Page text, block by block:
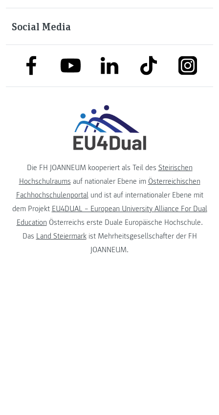
Social Media
link to facebooklink to youtubelink to linkedinlink to tiktok
Die FH JOANNEUM kooperiert als Teil des Steirischen
Hochschulraums auf nationaler Ebene im Österreichischen
Fachhochschulenportalund ist auf internationaler Ebene mit
dem Projekt EU4DUAL – European University Alliance For Dual
Education Österreichs erste Duale Europäische Hochschule.
Das Land Steiermarkist Mehrheitsgesellschafter der FH
JOANNEUM.